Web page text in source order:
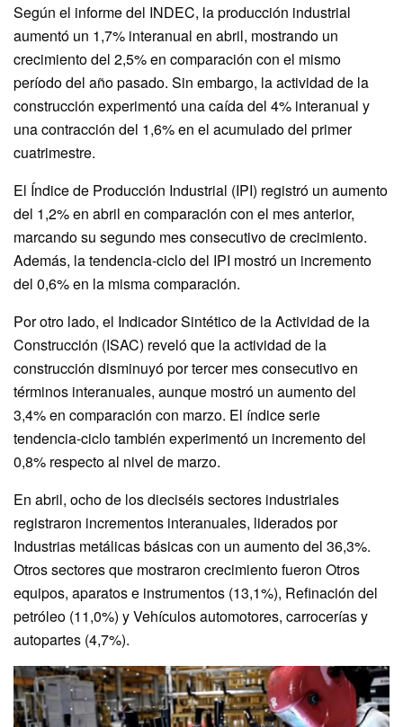
Según el informe del INDEC, la producción industrial
aumentó un 1,7% interanual en abril, mostrando un
crecimiento del 2,5% en comparación con el mismo
período del año pasado. Sin embargo, la actividad de la
construcción experimentó una caída del 4% interanual y
una contracción del 1,6% en el acumulado del primer
cuatrimestre.
El Índice de Producción Industrial (IPI) registró un aumento
del 1,2% en abril en comparación con el mes anterior,
marcando su segundo mes consecutivo de crecimiento.
Además, la tendencia-ciclo del IPI mostró un incremento
del 0,6% en la misma comparación.
Por otro lado, el Indicador Sintético de la Actividad de la
Construcción (ISAC) reveló que la actividad de la
construcción disminuyó por tercer mes consecutivo en
términos interanuales, aunque mostró un aumento del
3,4% en comparación con marzo. El índice serie
tendencia-ciclo también experimentó un incremento del
0,8% respecto al nivel de marzo.
En abril, ocho de los dieciséis sectores industriales
registraron incrementos interanuales, liderados por
Industrias metálicas básicas con un aumento del 36,3%.
Otros sectores que mostraron crecimiento fueron Otros
equipos, aparatos e instrumentos (13,1%), Refinación del
petróleo (11,0%) y Vehículos automotores, carrocerías y
autopartes (4,7%).